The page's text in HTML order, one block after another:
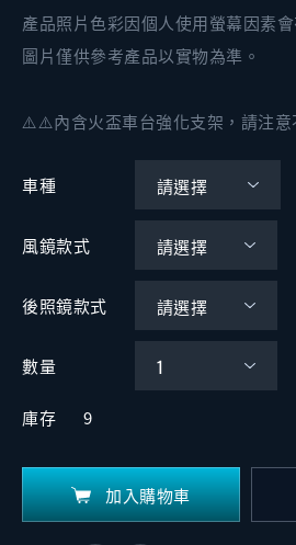
產品照片色彩因個人使用螢幕因素會
圖片僅供參考產品以實物為準。
⚠️⚠️內含火盃車台強化支架，請注
車種
風鏡款式
後照鏡款式
數量
庫存 9
加入購物車